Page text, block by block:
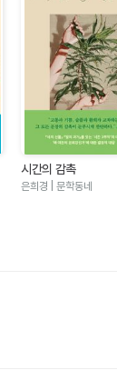
시간의 감촉
은희경 | 문학동네